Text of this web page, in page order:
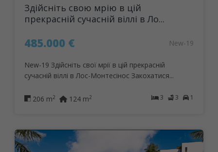
Здійсніть свою мрію в цій
прекрасній сучасній віллі в Ло...
485.000 € New-19
New-19 Здійсніть свої мрії в цій прекрасній
сучасній віллі в Лос-Монтесінос Закохатися...
3 3 1
206 m2 124 m2